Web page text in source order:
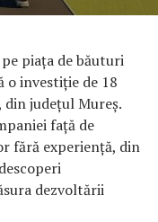
piaţa de băuturi
o investiție de 18
din județul Mureș.
față de
fără experiență, din
dezvoltării